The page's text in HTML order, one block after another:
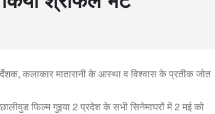
कलाकार मातारानी के आस्था व विश्वास के प्रतीक जोत
फिल्म गुइया 2 प्रदेश के सभी सिनेमाघरों में 2 मई को